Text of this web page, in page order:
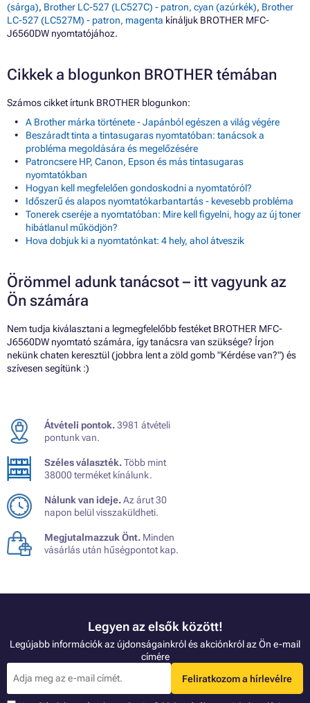
(sárga), Brother LC-527 (LC527C) - patron, cyan (azúrkék), Brother
LC-527 (LC527M) - patron, magenta kínáljuk BROTHER MFC-
J6560DW nyomtatójához.
Cikkek a blogunkon BROTHER témában
Számos cikket írtunk BROTHER blogunkon:
A Brother márka története - Japánból egészen a világ végére
Beszáradt tinta a tintasugaras nyomtatóban: tanácsok a
probléma megoldására és megelőzésére
Patroncsere HP, Canon, Epson és más tintasugaras
nyomtatókban
Hogyan kell megfelelően gondoskodni a nyomtatóról?
Időszerű és alapos nyomtatókarbantartás - kevesebb probléma
Tonerek cseréje a nyomtatóban: Mire kell figyelni, hogy az új toner
hibátlanul működjön?
Hova dobjuk ki a nyomtatónkat: 4 hely, ahol átveszik
Örömmel adunk tanácsot – itt vagyunk az
Ön számára
Nem tudja kiválasztani a legmegfelelőbb festéket BROTHER MFC-
J6560DW nyomtató számára, így tanácsra van szüksége? Írjon
nekünk chaten keresztül (jobbra lent a zöld gomb "Kérdése van?") és
szívesen segítünk :)
Átvételi pontok.3981 átvételi
pontunk van.
Széles választék.Több mint
38000 terméket kínálunk.
Nálunk van ideje.Az árut 30
napon belül visszaküldheti.
Megjutalmazzuk Önt. Minden
vásárlás után hűségpontot kap.
Legyen az elsők között!
Legújabb információk az újdonságainkról és akciónkról az Ön e-mail
címére
Feliratkozom a hírlevélre